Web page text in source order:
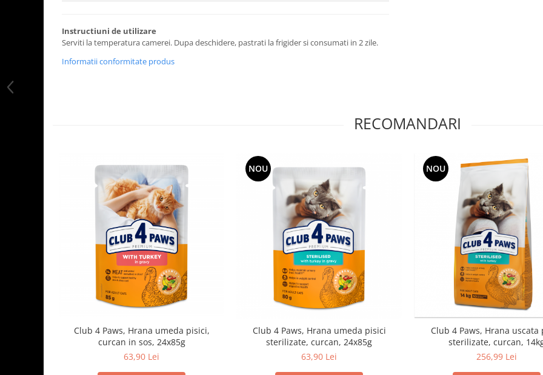
Instructiuni de utilizare
Serviti la temperatura camerei. Dupa deschidere, pastrati la frigider si consumati in 2 zile.
Informatii conformitate produs
RECOMANDARI
Club 4 Paws, Hrana umeda pisici,
curcan in sos, 24x85g
63,90 Lei
NOU
Club 4 Paws, Hrana umeda pisici
sterilizate, curcan, 24x85g
63,90 Lei
NOU
Club 4 Paws, Hrana uscata
sterilizate, curcan,
256,99 Lei